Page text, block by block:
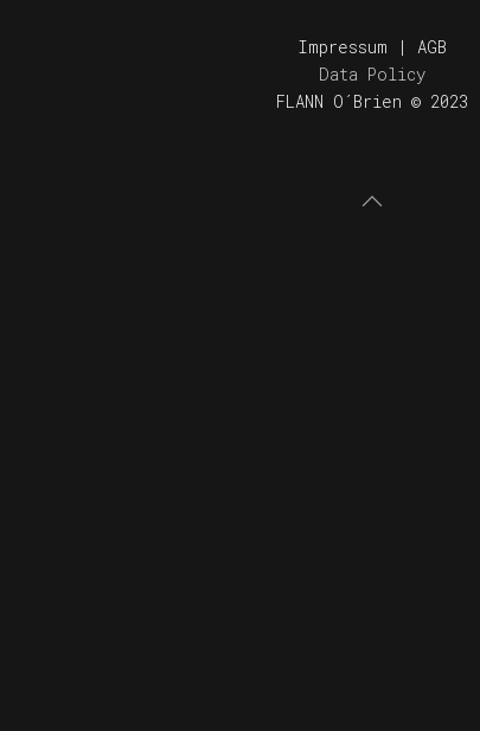
Impressum | AGB
Data Policy
FLANN O´Brien © 2023